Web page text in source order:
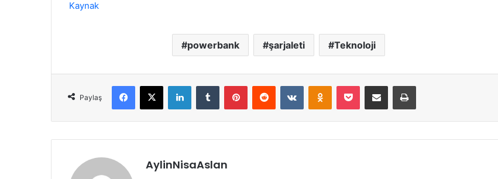
Kaynak
powerbank şarjaleti Teknoloji
Paylaş
Facebook
X LinkedInTumblr PinterestReddit VKontakteOdnoklassniki
Pocket E-Posta ile paylaş Yazdır
AylinNisaAslan